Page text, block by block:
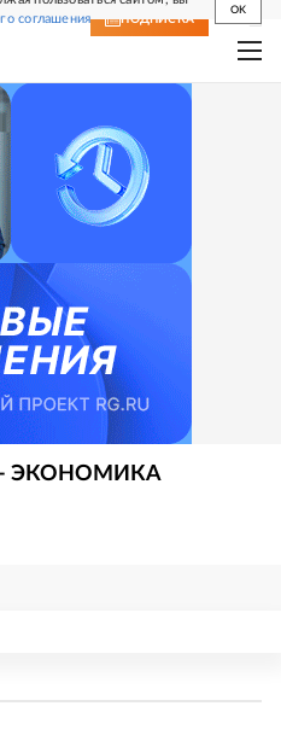
соглашения
OK
ПОДПИСКА
- ЭКОНОМИКА